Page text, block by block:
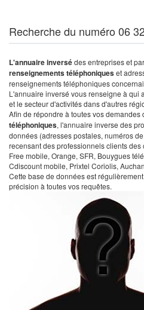
Recherche du numéro 06
L'annuaire inversédes entreprises et
renseignements téléphoniqueset
renseignements téléphoniques
L'annuaire inversé vous renseigne à qui
et le secteur d'activités dans d'autres
Afin de répondre à toutes vos demandes
téléphoniques, l'annuaire inverse des
données (adresses postales, numéros
recensant des professionnels clients
Free mobile, Orange, SFR, Bouygues
Cdiscount mobile, Prixtel Coriolis,
Cette base de données est
précision à toutes vos requêtes.